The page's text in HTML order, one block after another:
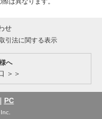
せ
引法に関する表示
へ
＞＞
PC